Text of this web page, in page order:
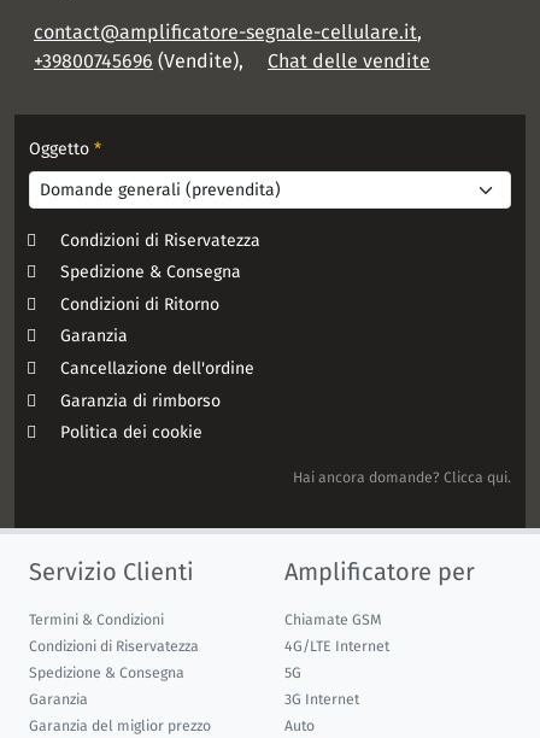
contact@amplificatore-segnale-cellulare.it,
+39800745696 (Vendite), Chat delle vendite
Oggetto *
Condizioni di Riservatezza
Spedizione & Consegna
Condizioni di Ritorno
Garanzia
Cancellazione dell'ordine
Garanzia di rimborso
Politica dei cookie
Hai ancora domande? Clicca qui.
Servizio Clienti
Termini & Condizioni
Condizioni di Riservatezza
Spedizione & Consegna
Garanzia
Garanzia del miglior prezzo
Amplificatore per
Chiamate GSM
4G/LTE Internet
5G
3G Internet
Auto